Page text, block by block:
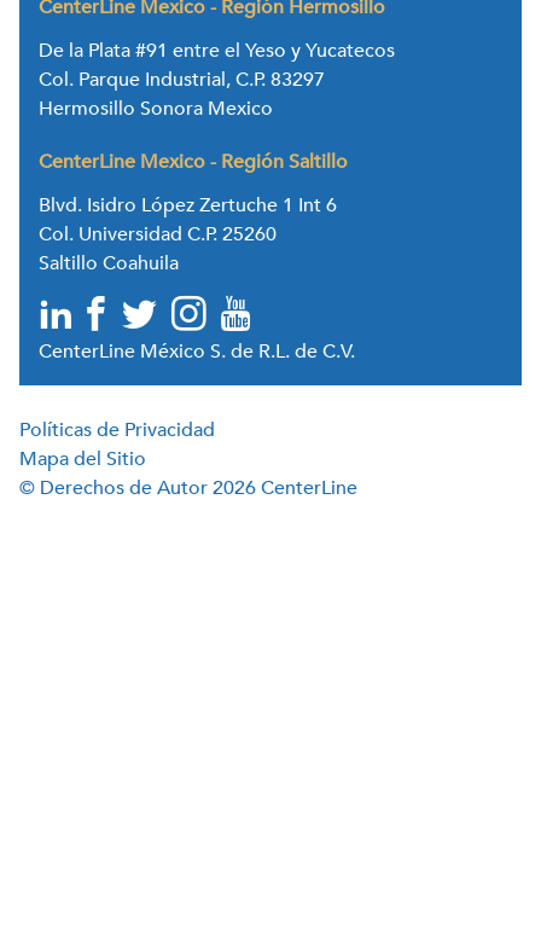
CenterLine Mexico - Región Hermosillo
De la Plata #91 entre el Yeso y Yucatecos
Col. Parque Industrial, C.P. 83297
Hermosillo Sonora Mexico
CenterLine Mexico - Región Saltillo
Blvd. Isidro López Zertuche 1 Int 6
Col. Universidad C.P. 25260
Saltillo Coahuila
CenterLine México S. de R.L. de C.V.
Políticas de Privacidad
Mapa del Sitio
© Derechos de Autor 2026 CenterLine